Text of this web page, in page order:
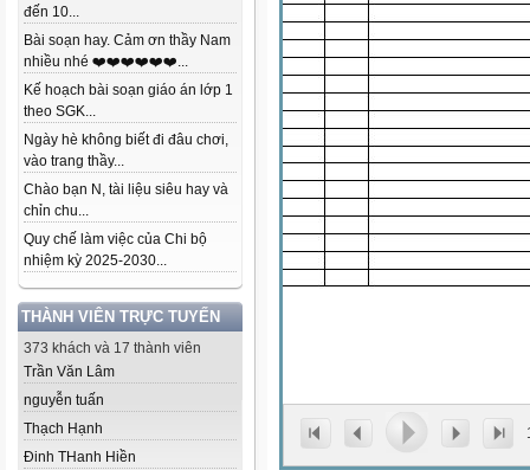
đến 10...
Bài soạn hay. Cảm ơn thầy Nam
nhiều nhé ❤️❤️❤️❤️❤️❤️...
Kế hoạch bài soạn giáo án lớp 1
theo SGK...
Ngày hè không biết đi đâu chơi,
vào trang thầy...
Chào bạn N, tài liệu siêu hay và
chỉn chu...
Quy chế làm việc của Chi bộ
nhiệm kỳ 2025-2030...
THÀNH VIÊN TRỰC TUYẾN
373 khách và 17 thành viên
Trần Văn Lâm
nguyễn tuấn
Thạch Hạnh
Đinh THanh Hiền